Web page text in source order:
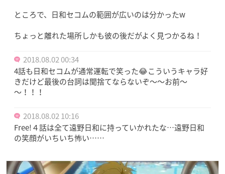
ところで、日和セコムの範囲が広いのは分かったw
ちょっと離れた場所しかも彼の後だがよく見つかるね！
2018.08.02 00:34
4話も日和セコムが通常運転で笑った😂こういうキャラ好
きだけど最後の台詞は聞捨てならないぞ～～お前～
～！！！
2018.08.02 10:16
Free!４話は全て遠野日和に持っていかれたな…遠野日和
の笑顔がいちいち怖い……